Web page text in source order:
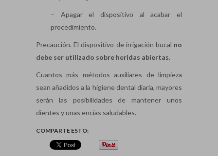
– Apagar el dispositivo al acabar el
procedimiento.
Precaución. El dispositivo de irrigación bucal no
debe ser utilizado sobre heridas abiertas.
Cuantos más métodos auxiliares de limpieza
sean añadidos a la higiene dental diaria, mayores
serán las posibilidades de mantener unos
dientes y unas encías saludables.
COMPARTE ESTO: